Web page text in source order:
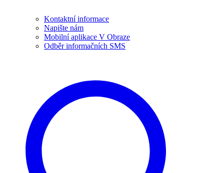
Kontaktní informace
Napište nám
Mobilní aplikace V Obraze
Odběr informačních SMS